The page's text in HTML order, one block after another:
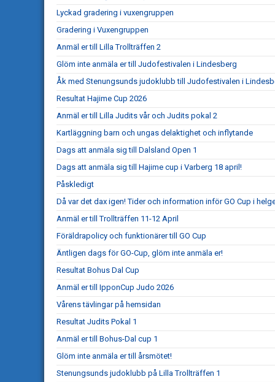
Lyckad gradering i vuxengruppen
Gradering i Vuxengruppen
Anmäl er till Lilla Trollträffen 2
Glöm inte anmäla er till Judofestivalen i Lindesberg
Åk med Stenungsunds judoklubb till Judofestivalen i
Resultat Hajime Cup 2026
Anmäl er till Lilla Judits vår och Judits pokal 2
Kartläggning barn och ungas delaktighet och inflytande
Dags att anmäla sig till Dalsland Open 1
Dags att anmäla sig till Hajime cup i Varberg 18 april!
Påskledigt
Då var det dax igen! Tider och information inför GO Cup i
Anmäl er till Trollträffen 11-12 April
Föräldrapolicy och funktionärer till GO Cup
Äntligen dags för GO-Cup, glöm inte anmäla er!
Resultat Bohus Dal Cup
Anmäl er till IpponCup Judo 2026
Vårens tävlingar på hemsidan
Resultat Judits Pokal 1
Anmäl er till Bohus-Dal cup 1
Glöm inte anmäla er till årsmötet!
Stenungsunds judoklubb på Lilla Trollträffen 1